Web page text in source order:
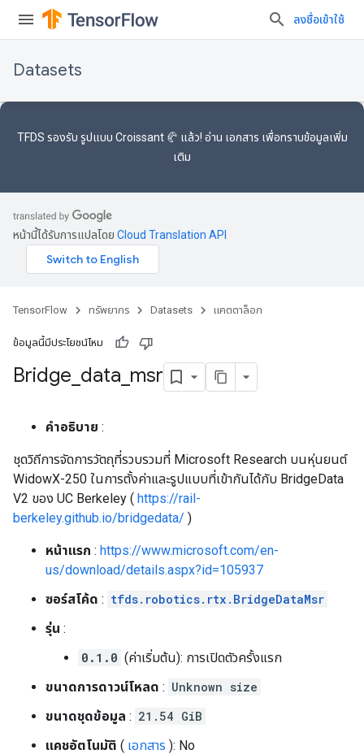
ลงชื่อเข้าใช้
Datasets
TFDS รองรับ รูปแบบ Croissant 🥐 แล้ว! อ่าน เอกสาร เพื่อทราบข้อมูลเพิ่ม
เติม
หน้านี้ได้รับการแปลโดย Cloud Translation API
TensorFlow ทรัพยากร Datasets แคตตาล็อก
ข้อมูลนี้มีประโยชน์ไหม
Bridge data msr
คำอธิบาย :
ชุดวิถีการจัดการวัตถุที่รวบรวมที่ Microsoft Research บนหุ่นยนต์
WidowX-250 ในการตั้งค่าและรูปแบบที่เข้ากันได้กับ BridgeData
V2 ของ UC Berkeley ( https://rail-
berkeley.github.io/bridgedata/ )
หน้าแรก : https://www.microsoft.com/en-
us/download/details.aspx?id=105937
ซอร์สโค้ด : tfds.robotics.rtx.BridgeDataMsr
รุ่น :
0.1.0 (ค่าเริ่มต้น): การเปิดตัวครั้งแรก
ขนาดการดาวน์โหลด : Unknown size
ขนาดชุดข้อมูล : 21.54 GiB
แคชอัตโนมัติ ( เอกสาร ): No